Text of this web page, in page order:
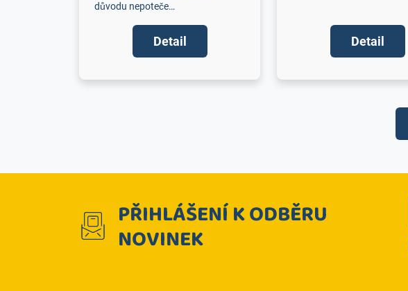
důvodu nepoteče…
Detail Detail
PŘIHLÁŠENÍ K ODBĚRU
NOVINEK